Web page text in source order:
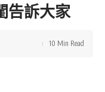
告訴大家
10 Min Read